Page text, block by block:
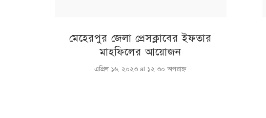
মেহেরপুর জেলা প্রেসক্লাবের ইফতার
মাহফিলের আয়োজন
এপ্রিল ১৬, ২০২৩ at ১২:৩০ অপরাহ্ণ